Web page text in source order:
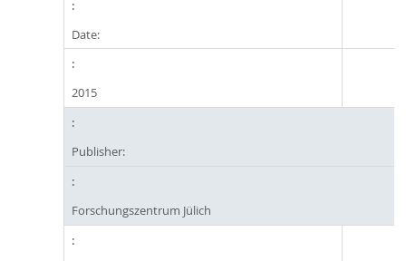
Date:
2015
Publisher:
Forschungszentrum Jülich